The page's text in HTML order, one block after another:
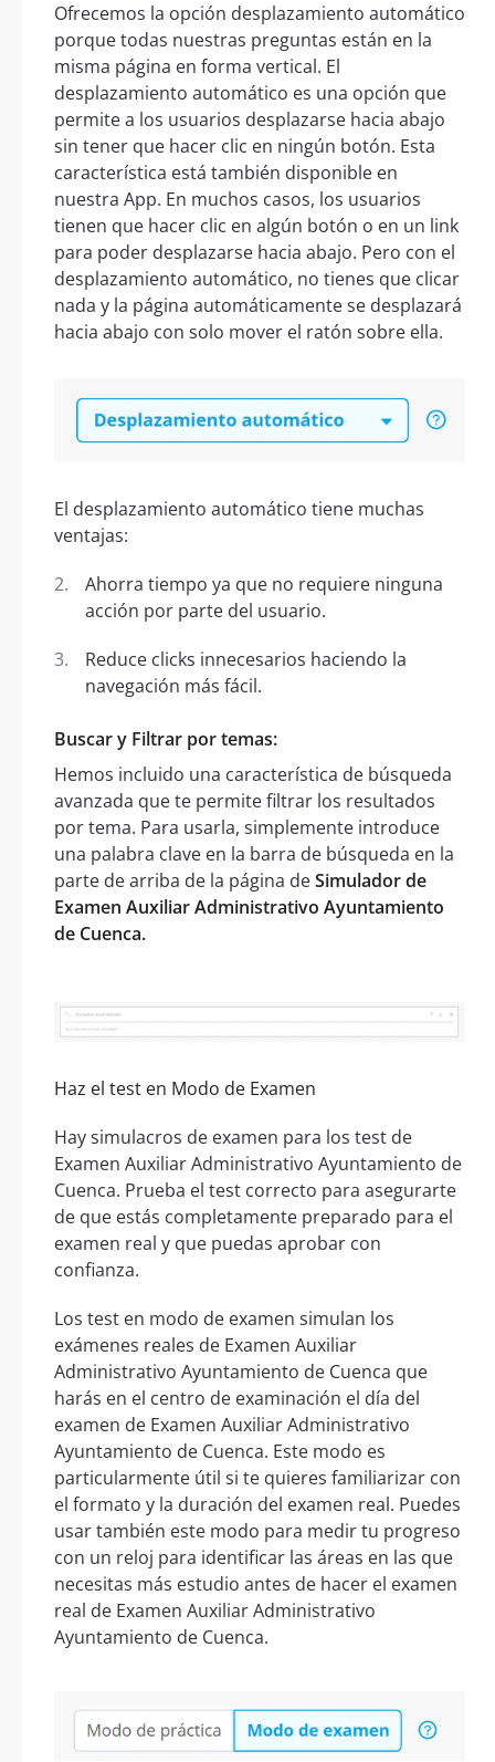
Ofrecemos la opción desplazamiento automático
porque todas nuestras preguntas están en la
misma página en forma vertical. El
desplazamiento automático es una opción que
permite a los usuarios desplazarse hacia abajo
sin tener que hacer clic en ningún botón. Esta
característica está también disponible en
nuestra App. En muchos casos, los usuarios
tienen que hacer clic en algún botón o en un link
para poder desplazarse hacia abajo. Pero con el
desplazamiento automático, no tienes que clicar
nada y la página automáticamente se desplazará
hacia abajo con solo mover el ratón sobre ella.
El desplazamiento automático tiene muchas
ventajas:
Ahorra tiempo ya que no requiere ninguna
acción por parte del usuario.
Reduce clicks innecesarios haciendo la
navegación más fácil.
Buscar y Filtrar por temas:
Hemos incluido una característica de búsqueda
avanzada que te permite filtrar los resultados
por tema. Para usarla, simplemente introduce
una palabra clave en la barra de búsqueda en la
parte de arriba de la página deSimulador de
Examen Auxiliar Administrativo Ayuntamiento
de Cuenca.
Haz el test en Modo de Examen
Hay simulacros de examen para los test de
Examen Auxiliar Administrativo Ayuntamiento de
Cuenca. Prueba el test correcto para asegurarte
de que estás completamente preparado para el
examen real y que puedas aprobar con
confianza.
Los test en modo de examen simulan los
exámenes reales de Examen Auxiliar
Administrativo Ayuntamiento de Cuenca que
harás en el centro de examinación el día del
examen de Examen Auxiliar Administrativo
Ayuntamiento de Cuenca. Este modo es
particularmente útil si te quieres familiarizar con
el formato y la duración del examen real. Puedes
usar también este modo para medir tu progreso
con un reloj para identificar las áreas en las que
necesitas más estudio antes de hacer el examen
real de Examen Auxiliar Administrativo
Ayuntamiento de Cuenca.